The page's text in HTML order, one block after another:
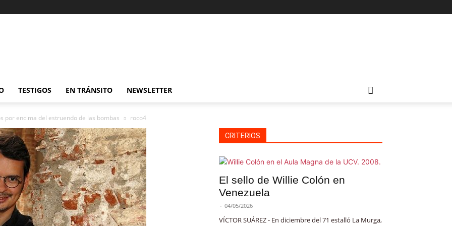
TESTIGOS EN TRÁNSITO NEWSLETTER
por encima del estruendo de las bombas roco4
CRITERIOS
El sello de Willie Colón en
Venezuela
- 04/05/2026
VÍCTOR SUÁREZ - En diciembre del 71 estalló La Murga,